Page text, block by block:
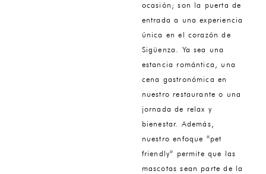
ocasión; son la puerta de
entrada a una experiencia
única en el corazón de
Sigüenza. Ya sea una
estancia romántica, una
cena gastronómica en
nuestro restaurante o una
jornada de relax y
bienestar. Además,
nuestro enfoque «pet
friendly» permite que las
mascotas sean parte de la